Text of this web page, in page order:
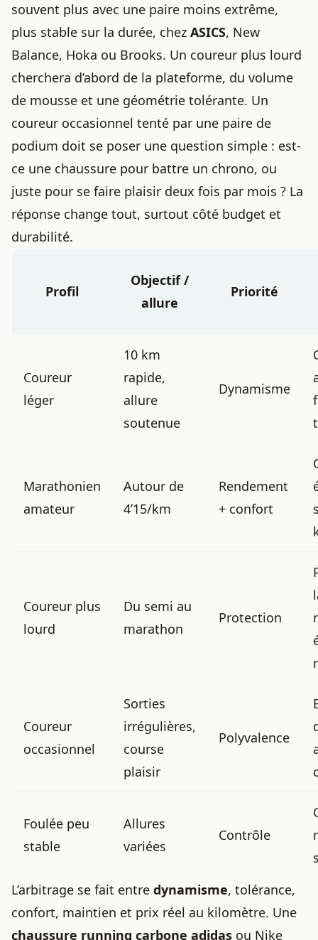
souvent plus avec une paire moins extrême,
plus stable sur la durée, chez ASICS, New
Balance, Hoka ou Brooks. Un coureur plus lourd
cherchera d’abord de la plateforme, du volume
de mousse et une géométrie tolérante. Un
coureur occasionnel tenté par une paire de
podium doit se poser une question simple : est-
ce une chaussure pour battre un chrono, ou
juste pour se faire plaisir deux fois par mois ? La
réponse change tout, surtout côté budget et
durabilité.
Profil
Objectif /
allure
Priorité
Coureur
léger
10 km
rapide,
allure
soutenue
Dynamisme
Marathonien
amateur
Autour de
4’15/km
Rendement
+ confort
Coureur plus
lourd
Du semi au
marathon
Protection
Coureur
occasionnel
Sorties
irrégulières,
course
plaisir
Polyvalence
Foulée peu
stable
Allures
variées
Contrôle
L’arbitrage se fait entre dynamisme, tolérance,
confort, maintien et prix réel au kilomètre. Une
chaussure running carbone adidas ou Nike